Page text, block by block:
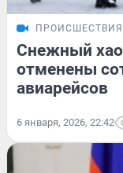
ПРОИСШЕСТВИЯ
Снежный
отменены
авиарейсов
6 января, 2026, 22:42